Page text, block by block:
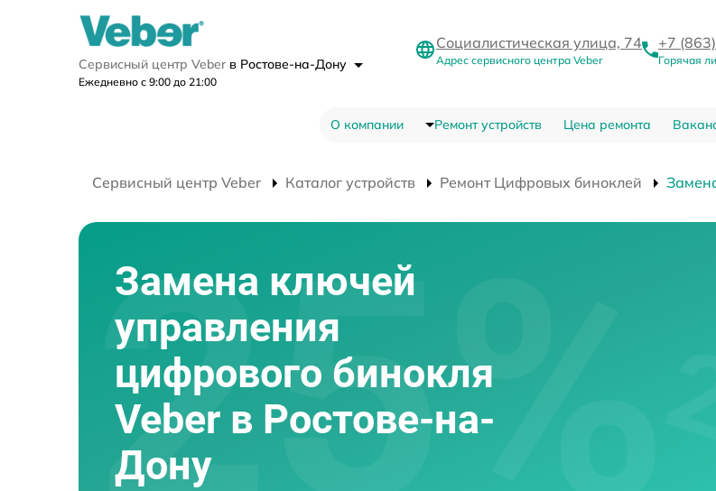
Сервисный центр Veber в Ростове-на-Дону
Ежедневно с 9:00 до 21:00
Социалистическая улица, 74
Адрес сервисного центра Veber
+7
Горячая
О компании Ремонт устройств Цена ремонта
Сервисный центр Veber Каталог устройств Ремонт Цифровых биноклей
Замена ключей
управления
цифрового бинокля
Veber в Ростове-на-
Дону